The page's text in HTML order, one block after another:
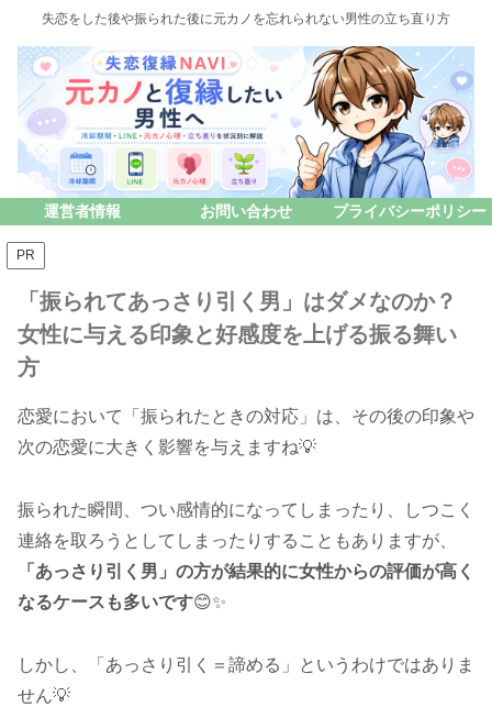
失恋をした後や振られた後に元カノを忘れられない男性の立ち直り方
運営者情報 お問い合わせ プライバシーポリシー
PR
「振られてあっさり引く男」はダメなのか？
女性に与える印象と好感度を上げる振る舞い
方
恋愛において「振られたときの対応」は、その後の印象や
次の恋愛に大きく影響を与えますね💡
振られた瞬間、つい感情的になってしまったり、しつこく
連絡を取ろうとしてしまったりすることもありますが、
「あっさり引く男」の方が結果的に女性からの評価が高く
なるケースも多いです😊✨
しかし、「あっさり引く＝諦める」というわけではありま
せん💡